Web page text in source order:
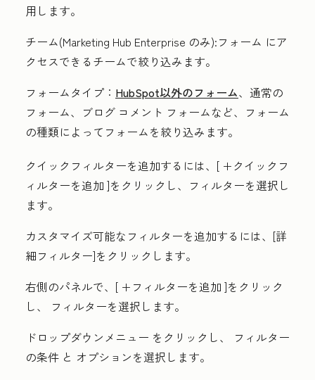
用します。
チーム(Marketing Hub Enterprise のみ):フォーム にア
クセスできるチームで絞り込みます。
フォームタイプ： HubSpot以外のフォーム、通常の
フォーム、ブログ コメント フォームなど、フォーム
の種類によってフォームを絞り込みます。
クイックフィルターを追加するには、[ +クイックフ
ィルターを追加 ]をクリックし、 フィルターを選択し
ます。
カスタマイズ可能なフィルターを追加するには、[詳
細フィルター]をクリックします。
右側のパネルで、[ +フィルターを追加 ]をクリック
し、
フィルターを選択します。
ドロップダウンメニュー をクリックし、
フィルター
の条件 と オプションを選択します。